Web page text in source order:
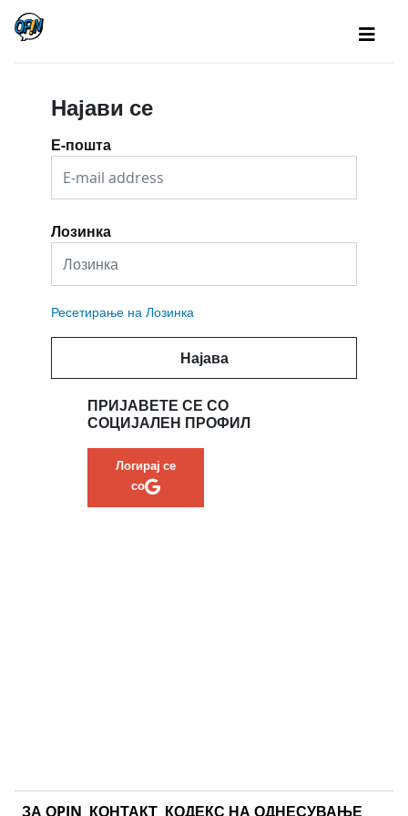
Најави се
Е-пошта
Лозинка
Ресетирање на Лозинка
Најава
ПРИЈАВЕТЕ СЕ СО
СОЦИЈАЛЕН ПРОФИЛ
Логирај се
со
ЗА ОPIN КОНТАКТ КОДЕКС НА ОДНЕСУВАЊЕ